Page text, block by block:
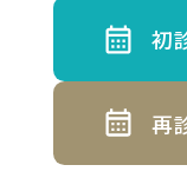
初
再